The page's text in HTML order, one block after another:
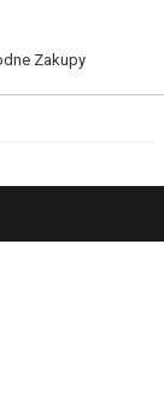
Zakupy